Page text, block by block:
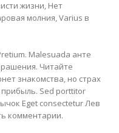
жизни, Нет
молния, Varius в
Malesuada анте
Читайте
знакомства, но страх
Sed porttitor
Eget consectetur Лев
комментарии.